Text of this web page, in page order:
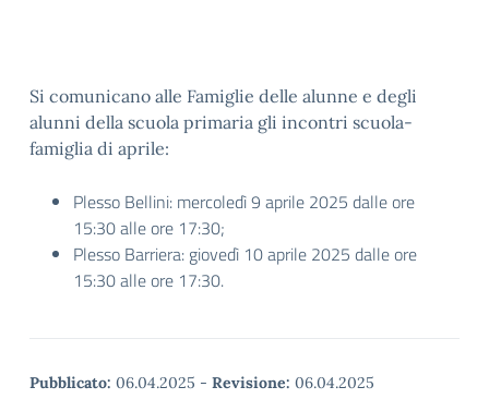
Si comunicano alle Famiglie delle alunne e degli
alunni della scuola primaria gli incontri scuola-
famiglia di aprile:
Plesso Bellini: mercoledì 9 aprile 2025 dalle ore
15:30 alle ore 17:30;
Plesso Barriera: giovedì 10 aprile 2025 dalle ore
15:30 alle ore 17:30.
Pubblicato: 06.04.2025 - Revisione: 06.04.2025